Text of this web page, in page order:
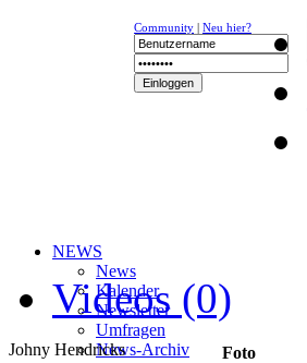
Community | Neu hier?
NEWS
News
Kalender
Newsletter
Umfragen
News-Archiv
Videos (0)
Johny Hendricks Foto